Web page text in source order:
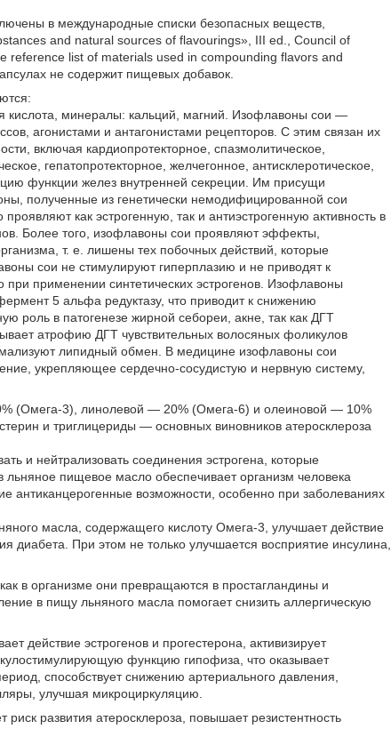
в международные списки безопасных веществ,
and natural sources of flavourings», III ed., Council of
reference list of materials used in compounding flavors and
не содержит пищевых добавок.
минералы: кальций, магний. Изофлавоны сои —
агонистами и антагонистами рецепторов. С этим связан их
включая кардиопротекторное, спазмолитическое,
гепатопротекторное, желчегонное, антисклеротическое,
функции желез внутренней секреции. Им присущи
полученные из генетически немодифицированной сои
как эстрогенную, так и антиэстрогенную активность в
Более того, изофлавоны сои проявляют эффекты,
т. е. лишены тех побочных действий, которые
сои не стимулируют гиперплазию и не приводят к
применении синтетических эстрогенов. Изофлавоны
5 альфа редуктазу, что приводит к снижению
роль в патогенезе жирной себореи, акне, так как ДГТ
атрофию ДГТ чувствительных волосяных фоликулов
липидный обмен. В медицине изофлавоны сои
укрепляющее сердечно-сосудистую и нервную систему,
(Омега-3), линолевой — 20% (Омега-6) и олеиновой — 10%
и триглицериды — основных виновников атеросклероза
и нейтрализовать соединения эстрогена, которые
пищевое масло обеспечивает организм человека
антиканцерогенные возможности, особенно при заболеваниях
масла, содержащего кислоту Омега-3, улучшает действие
диабета. При этом не только улучшается восприятие инсулина,
в организме они превращаются в простагландины и
в пищу льняного масла помогает снизить аллергическую
действие эстрогенов и прогестерона, активизирует
функцию гипофиза, что оказывает
способствует снижению артериального давления,
улучшая микроциркуляцию.
развития атеросклероза, повышает резистентность